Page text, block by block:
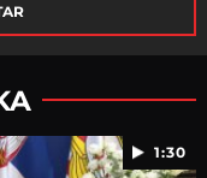
1:30